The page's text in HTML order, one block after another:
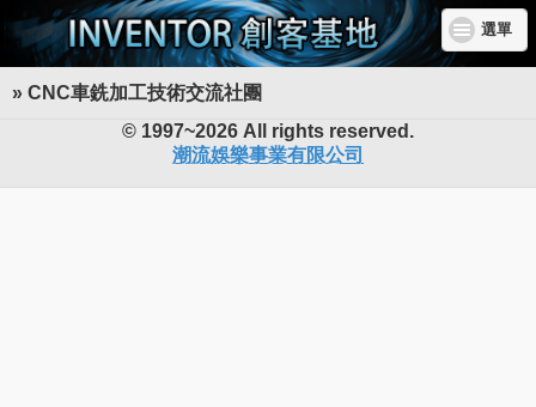
選單
» CNC車銑加工技術交流社團
INVENTOR 創客基地
© 1997~2026 All rights reserved.
潮流娛樂事業有限公司